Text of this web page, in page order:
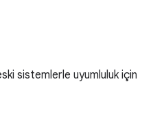
sistemlerle uyumluluk için